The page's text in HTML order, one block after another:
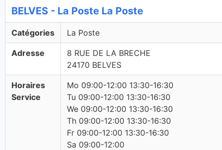
BELVES - La Poste La Poste
Catégories La Poste
Adresse
8 RUE DE LA BRECHE
24170 BELVES
Horaires
Service
Mo 09:00-12:00 13:30-16:30
Tu 09:00-12:00 13:30-16:30
We 09:00-12:00 13:30-16:30
Th 09:00-12:00 13:30-16:30
Fr 09:00-12:00 13:30-16:30
Sa 09:00-12:00